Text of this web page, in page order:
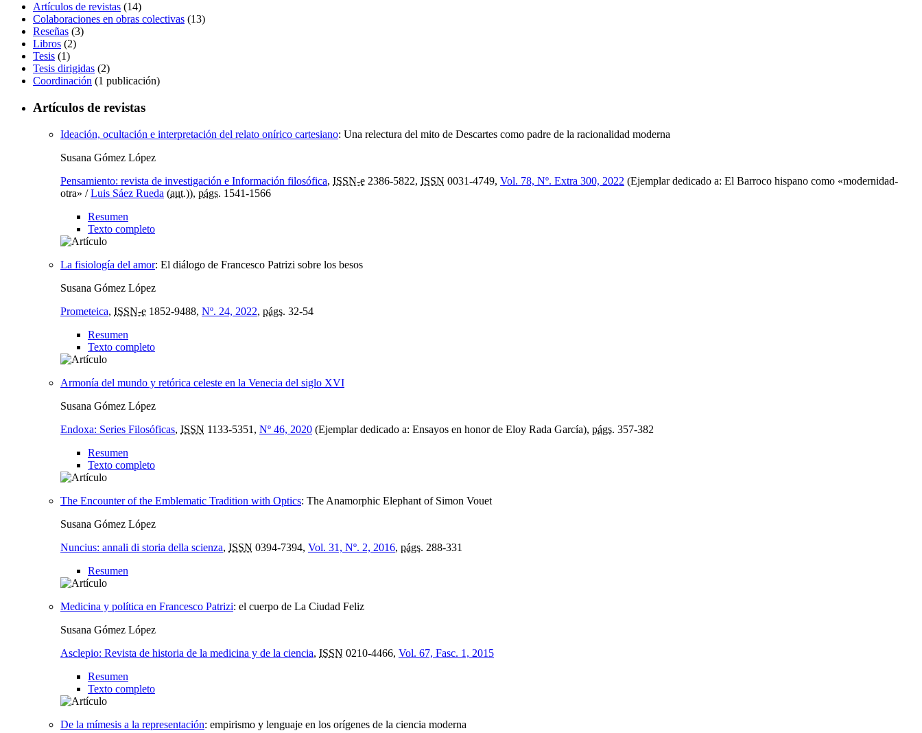
Artículos de revistas (14)
Colaboraciones en obras colectivas (13)
Reseñas (3)
Libros (2)
Tesis (1)
Tesis dirigidas (2)
Coordinación (1 publicación)
Artículos de revistas
Ideación, ocultación e interpretación del relato onírico cartesiano: Una relectura del mito de Descartes como padre de la racionalidad moderna
Susana Gómez López
Pensamiento: revista de investigación e Información filosófica, ISSN-e 2386-5822, ISSN 0031-4749, Vol. 78, Nº. Extra 300, 2022 (Ejemplar dedicado a: El Barroco hispano como «modernidad-
otra» /Luis Sáez Rueda (aut.)), págs. 1541-1566
Resumen
Texto completo
La fisiología del amor: El diálogo de Francesco Patrizi sobre los besos
Susana Gómez López
Prometeica, ISSN-e 1852-9488, Nº. 24, 2022, págs. 32-54
Resumen
Texto completo
Armonía del mundo y retórica celeste en la Venecia del siglo XVI
Susana Gómez López
Endoxa: Series Filosóficas, ISSN 1133-5351, Nº 46, 2020 (Ejemplar dedicado a: Ensayos en honor de Eloy Rada García), págs. 357-382
Resumen
Texto completo
The Encounter of the Emblematic Tradition with Optics: The Anamorphic Elephant of Simon Vouet
Susana Gómez López
Nuncius: annali di storia della scienza, ISSN 0394-7394, Vol. 31, Nº. 2, 2016, págs. 288-331
Resumen
Medicina y política en Francesco Patrizi: el cuerpo de La Ciudad Feliz
Susana Gómez López
Asclepio: Revista de historia de la medicina y de la ciencia, ISSN 0210-4466, Vol. 67, Fasc. 1, 2015
Resumen
Texto completo
De la mímesis a la representación: empirismo y lenguaje en los orígenes de la ciencia moderna